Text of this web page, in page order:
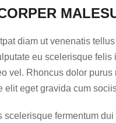
diam ut venenatis
eu scelerisque felis
vel. Rhoncus dolor purus
elit eget gravida cum
scelerisque fermentum